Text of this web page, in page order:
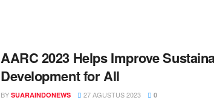
AARC 2023 Helps Improve
Development for All
BY SUARAINDONEWS 27 AGUSTUS 2023 0